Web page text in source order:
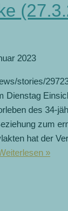
2023
stories/
Dienstag
des 34-
zum
hat der
»